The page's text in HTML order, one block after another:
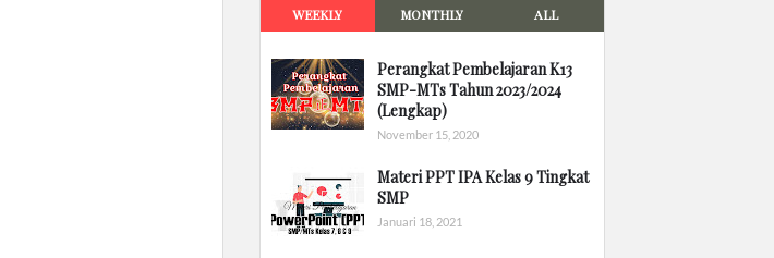
WEEKLY MONTHLY ALL
Perangkat Pembelajaran K13
SMP-MTs Tahun 2023/2024
(Lengkap)
November 15, 2020
Materi PPT IPA Kelas 9 Tingkat
SMP
Januari 18, 2021